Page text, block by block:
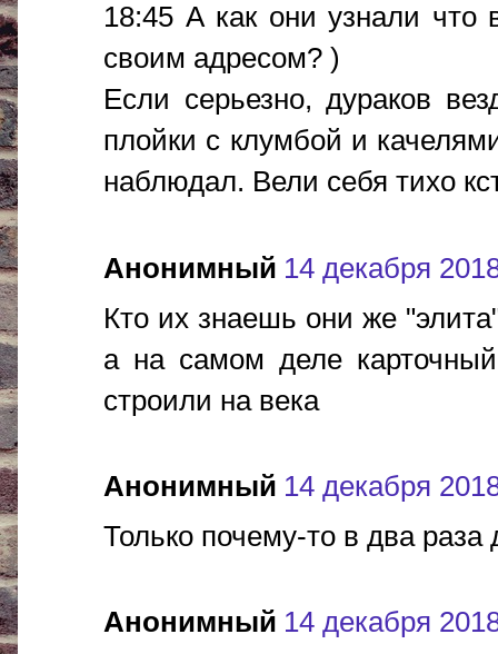
18:45 А как они узнали
своим адресом? )
Если серьезно, дураков
плойки с клумбой и
наблюдал. Вели себя тихо
Анонимный 14 декабря
Кто их знаешь они же
а на самом деле
строили на века
Анонимный 14 декабря
Только почему-то в два
Анонимный 14 декабря